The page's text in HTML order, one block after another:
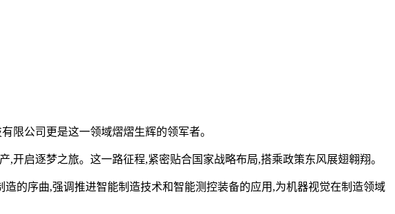
公司更是这一领域熠熠生辉的领军者。
启逐梦之旅。这一路征程,紧密贴合国家战略布局,搭乘政策东风展翅翱翔。
序曲,强调推进智能制造技术和智能测控装备的应用,为机器视觉在制造领域